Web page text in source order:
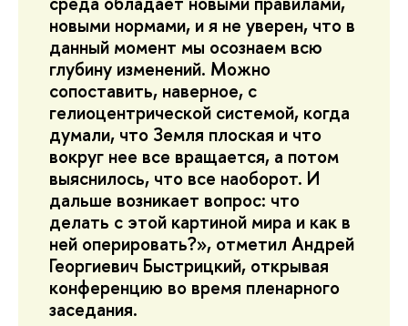
новыми нормами, и я не уверен, что в
данный момент мы осознаем всю
глубину изменений. Можно
сопоставить, наверное, с
гелиоцентрической системой, когда
думали, что Земля плоская и что
вокруг нее все вращается, а потом
выяснилось, что все наоборот. И
дальше возникает вопрос: что
делать с этой картиной мира и как в
ней оперировать?», отметил Андрей
Георгиевич Быстрицкий, открывая
конференцию во время пленарного
заседания.